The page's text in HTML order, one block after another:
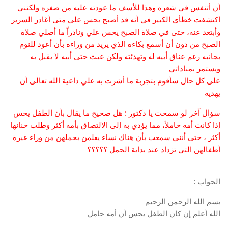
أن أتنفس في شعره وهذا للأسف ما عودته عليه من صغره ولكنني
اكتشفت خطأي الكبير في أنه قد أصبح يحس علي متى أغادر السرير
وأبتعد عنه، حتى في صلاة الصبح يحس علي ونادراً ما أصلي صلاة
الصبح من دون أن أسمع بكاءه الذي يريد من وراءه بأن أعود للنوم
بجانبه رغم عناق أبيه له وتهدئته ولكن عبث حتى أبيه لا يقبل به
ويستمر بمناداتي
على كل حال سأقوم بتجربة ما أشرت به علي داعية الله تعالى أن
يهديه
سؤال آخر لو سمحت يا دكتور : هل صحيح ما يقال بأن الطفل يحس
إذا كانت أمه حاملاً، مما يؤدي به إلى الالتصاق بأمه أكثر وطلب حنانها
أكثر ، حتى أنني سمعت بأن هناك نساء يعلمن بحملهن من وراء غيرة
أطفالهن التي تزداد عند بداية الحمل ؟؟؟؟؟
الجواب :
بسم الله الرحمن الرحيم
الله أعلم إن كان الطفل يحس أن أمه حامل